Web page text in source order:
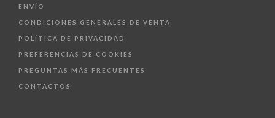
ENVÍO
CONDICIONES GENERALES DE VENTA
POLÍTICA DE PRIVACIDAD
PREFERENCIAS DE COOKIES
PREGUNTAS MÁS FRECUENTES
CONTACTOS